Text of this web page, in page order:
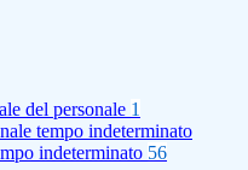
del personale 1
tempo indeterminato
indeterminato 56